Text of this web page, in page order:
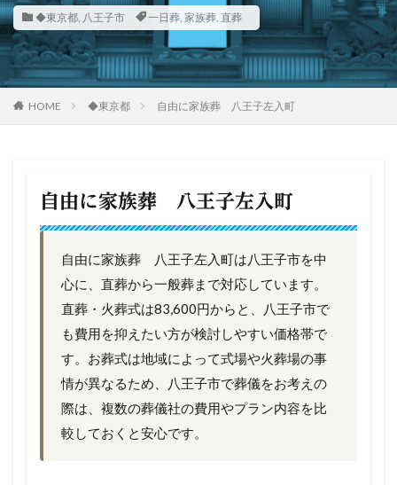
◆東京都, 八王子市 一日葬, 家族葬, 直葬
HOME ◆東京都 自由に家族葬 八王子左入町
自由に家族葬 八王子左入町
自由に家族葬 八王子左入町は八王子市を中
心に、直葬から一般葬まで対応しています。
直葬・火葬式は83,600円からと、八王子市で
も費用を抑えたい方が検討しやすい価格帯で
す。お葬式は地域によって式場や火葬場の事
情が異なるため、八王子市で葬儀をお考えの
際は、複数の葬儀社の費用やプラン内容を比
較しておくと安心です。